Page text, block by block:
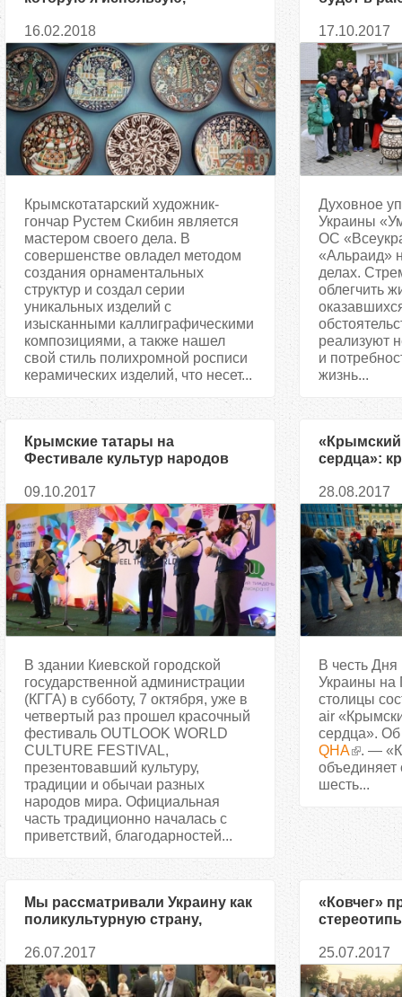
моих мыслей и в образах, и в
смыслах»
16.02.2018
Крымскотатарский художник-
гончар Рустем Скибин является
мастером своего дела. В
совершенстве овладел методом
создания орнаментальных
структур и создал серии
уникальных изделий с
изысканными каллиграфическими
композициями, а также нашел
свой стиль полихромной росписи
керамических изделий, что несет...
17.10.2017
Духовное
Украины
ОС
«Альраид»
делах.
облегчить
реализуют
и
жизнь...
Крымские татары на
Фестивале культур народов
09.10.2017
В здании Киевской городской
государственной администрации
(КГГА) в субботу, 7 октября, уже в
четвертый раз прошел красочный
фестиваль OUTLOOK WORLD
CULTURE FESTIVAL,
презентовавший культуру,
традиции и обычаи разных
народов мира. Официальная
часть традиционно началась с
приветствий, благодарностей...
сердца»:
Украины
28.08.2017
В честь Дня
Украины на
столицы
air
сердца».
QHA
. —
шесть...
Мы рассматривали Украину как
поликультурную страну,
культуры разных народов и
этносов, — куратор проекта
«Чумацкий шлях»
26.07.2017
«Ковчег»
25.07.2017